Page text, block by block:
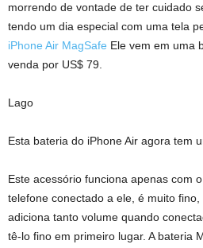
morrendo de vontade de ter cuidado
tendo um dia especial com uma tela
iPhone Air MagSafe Ele vem em uma
venda por US$ 79.
Lago
Esta bateria do iPhone Air agora tem
Este acessório funciona apenas com
telefone conectado a ele, é muito
adiciona tanto volume quando
tê-lo fino em primeiro lugar. A bateria